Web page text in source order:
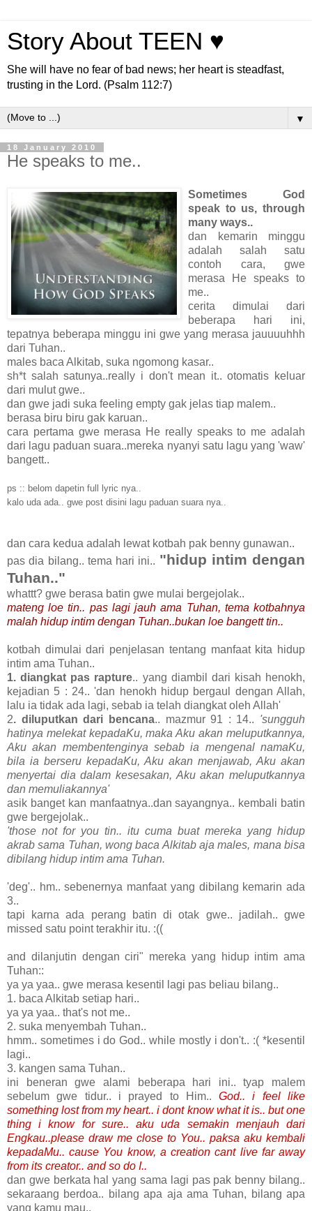
Story About TEEN ♥
She will have no fear of bad news; her heart is steadfast,
trusting in the Lord. (Psalm 112:7)
▼
18 January 2010
He speaks to me..
Sometimes God
speak to us, through
many ways..
dan kemarin minggu
adalah salah satu
contoh cara, gwe
merasa He speaks to
me..
cerita dimulai dari
beberapa hari ini,
tepatnya beberapa minggu ini gwe yang merasa jauuuuhhh
dari Tuhan..
males baca Alkitab, suka ngomong kasar..
sh*t salah satunya..really i don't mean it.. otomatis keluar
dari mulut gwe..
dan gwe jadi suka feeling empty gak jelas tiap malem..
berasa biru biru gak karuan..
cara pertama gwe merasa He really speaks to me adalah
dari lagu paduan suara..mereka nyanyi satu lagu yang 'waw'
bangett..
ps :: belom dapetin full lyric nya..
kalo uda ada.. gwe post disini lagu paduan suara nya..
dan cara kedua adalah lewat kotbah pak benny gunawan..
pas dia bilang.. tema hari ini.. "hidup intim dengan
Tuhan.."
whattt? gwe berasa batin gwe mulai bergejolak..
mateng loe tin.. pas lagi jauh ama Tuhan, tema kotbahnya
malah hidup intim dengan Tuhan..bukan loe bangett tin..
kotbah dimulai dari penjelasan tentang manfaat kita hidup
intim ama Tuhan..
1. diangkat pas rapture.. yang diambil dari kisah henokh,
kejadian 5 : 24.. 'dan henokh hidup bergaul dengan Allah,
lalu ia tidak ada lagi, sebab ia telah diangkat oleh Allah'
2. diluputkan dari bencana.. mazmur 91 : 14.. 'sungguh
hatinya melekat kepadaKu, maka Aku akan meluputkannya,
Aku akan membentenginya sebab ia mengenal namaKu,
bila ia berseru kepadaKu, Aku akan menjawab, Aku akan
menyertai dia dalam kesesakan, Aku akan meluputkannya
dan memuliakannya'
asik banget kan manfaatnya..dan sayangnya.. kembali batin
gwe bergejolak..
'those not for you tin.. itu cuma buat mereka yang hidup
akrab sama Tuhan, wong baca Alkitab aja males, mana bisa
dibilang hidup intim ama Tuhan.
'deg'.. hm.. sebenernya manfaat yang dibilang kemarin ada
3..
tapi karna ada perang batin di otak gwe.. jadilah.. gwe
missed satu point terakhir itu. :((
and dilanjutin dengan ciri" mereka yang hidup intim ama
Tuhan::
ya ya yaa.. gwe merasa kesentil lagi pas beliau bilang..
1. baca Alkitab setiap hari..
ya ya yaa.. that's not me..
2. suka menyembah Tuhan..
hmm.. sometimes i do God.. while mostly i don't.. :( *kesentil
lagi..
3. kangen sama Tuhan..
ini beneran gwe alami beberapa hari ini.. tyap malem
sebelum gwe tidur.. i prayed to Him..God.. i feel like
something lost from my heart.. i dont know what it is.. but one
thing i know for sure.. aku uda semakin menjauh dari
Engkau..please draw me close to You.. paksa aku kembali
kepadaMu.. cause You know, a creation cant live far away
from its creator.. and so do I..
dan gwe berkata hal yang sama lagi pas pak benny bilang..
sekaraang berdoa.. bilang apa aja ama Tuhan, bilang apa
yang kamu mau..